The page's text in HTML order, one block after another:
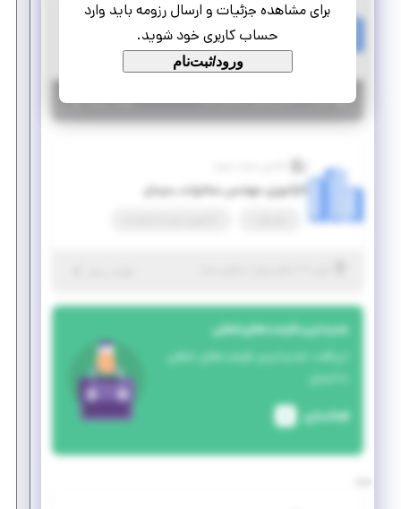
برای مشاهده جزئیات و ارسال رزومه باید وارد
حساب کاربری خود شوید.
ورود/ثبت‌نام
کارآموزی مهندس مخابرات-میدان
پاره وقت کارآموزی منجر ‌به استخدام
تهران |۷ سال پیش | منقضی شده جزئیات بیشتر
کارآموزی مهندس مخابرات_میدان
جدیدترین فرصت‌های شغلی
دریافت جدیدترین فرصت‌های شغلی
با ایمیل
فعالسازی